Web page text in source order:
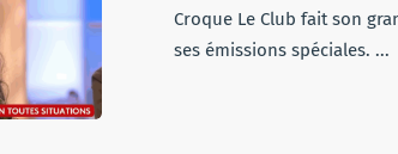
Croque Le Club fait son
ses émissions spéciales. ...